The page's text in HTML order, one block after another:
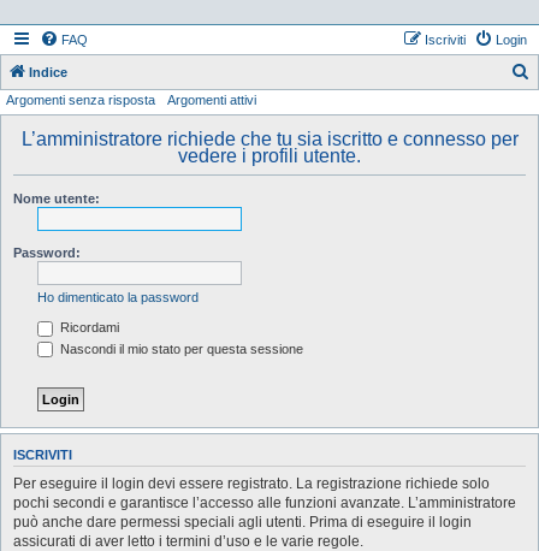
FAQ Login
Iscriviti
Indice
Argomenti senza risposta Argomenti attivi
L’amministratore richiede che tu sia iscritto e connesso per
vedere i profili utente.
Nome utente:
Password:
Ho dimenticato la password
Ricordami
Nascondi il mio stato per questa sessione
ISCRIVITI
Per eseguire il login devi essere registrato. La registrazione richiede solo
pochi secondi e garantisce l’accesso alle funzioni avanzate. L’amministratore
può anche dare permessi speciali agli utenti. Prima di eseguire il login
assicurati di aver letto i termini d’uso e le varie regole.